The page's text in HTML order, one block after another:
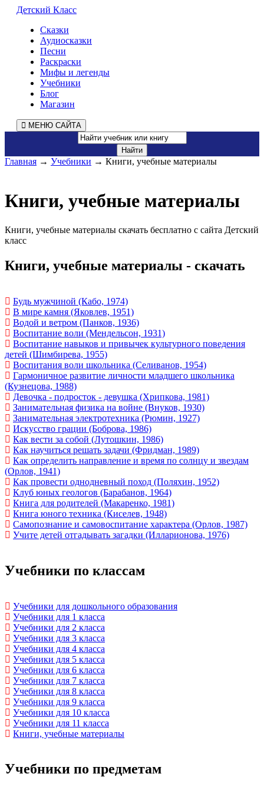
Детский Класс
Сказки
Аудиосказки
Песни
Раскраски
Мифы и легенды
Учебники
Блог
Магазин
МЕНЮ САЙТА
Главная → Учебники → Книги, учебные материалы
Книги, учебные материалы
Книги, учебные материалы скачать бесплатно с сайта Детский
класс
Книги, учебные материалы - скачать
Будь мужчиной (Кабо, 1974)
В мире камня (Яковлев, 1951)
Водой и ветром (Панков, 1936)
Воспитание воли (Мендельсон, 1931)
Воспитание навыков и привычек культурного поведения
детей (Шимбирева, 1955)
Воспитания воли школьника (Селиванов, 1954)
Гармоничное развитие личности младшего школьника
(Кузнецова, 1988)
Девочка - подросток - девушка (Хрипкова, 1981)
Занимательная физика на войне (Внуков, 1930)
Занимательная электротехника (Рюмин, 1927)
Искусство грации (Боброва, 1986)
Как вести за собой (Лутошкин, 1986)
Как научиться решать задачи (Фридман, 1989)
Как определить направление и время по солнцу и звездам
(Орлов, 1941)
Как провести однодневный поход (Поляхин, 1952)
Клуб юных геологов (Барабанов, 1964)
Книга для родителей (Макаренко, 1981)
Книга юного техника (Киселев, 1948)
Самопознание и самовоспитание характера (Орлов, 1987)
Учите детей отгадывать загадки (Илларионова, 1976)
Учебники по классам
Учебники для дошкольного образования
Учебники для 1 класса
Учебники для 2 класса
Учебники для 3 класса
Учебники для 4 класса
Учебники для 5 класса
Учебники для 6 класса
Учебники для 7 класса
Учебники для 8 класса
Учебники для 9 класса
Учебники для 10 класса
Учебники для 11 класса
Книги, учебные материалы
Учебники по предметам